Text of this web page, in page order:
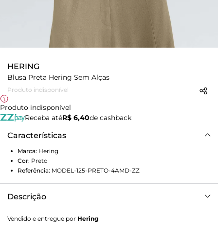
HERING
Blusa Preta Hering Sem Alças
Produto indisponível
Produto indisponível
Receba atéR$ 6,40de cashback
Características
Marca: Hering
Cor: Preto
Referência: MODEL-125-PRETO-4AMD-ZZ
Descrição
tudo! Disponível em cores curingas, esta peça é a must-
Vendido e entregue por Hering